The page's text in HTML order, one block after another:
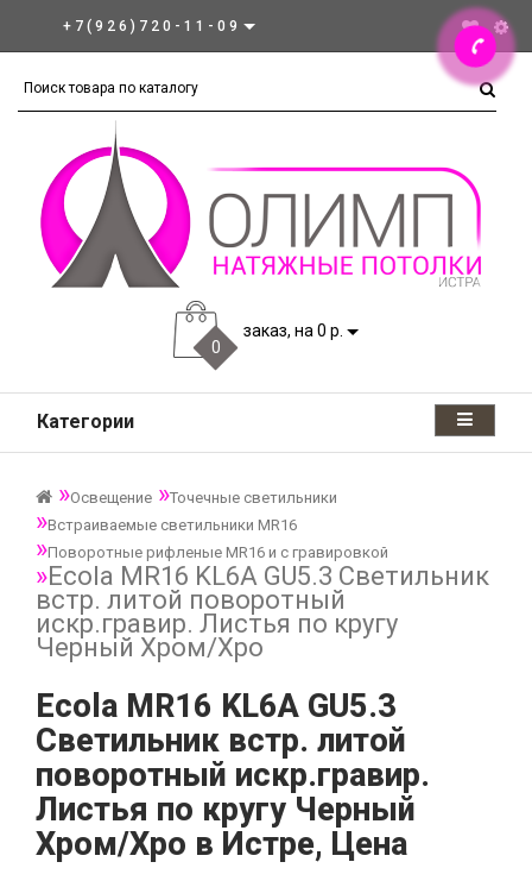
+7(926)720-11-09
0
заказ, на 0 р.
Категории
Освещение
Точечные светильники
Встраиваемые светильники MR16
Поворотные рифленые MR16 и с гравировкой
Ecola MR16 KL6A GU5.3 Светильник
встр. литой поворотный
искр.гравир. Листья по кругу
Черный Xром/Хро
Ecola MR16 KL6A GU5.3
Светильник встр. литой
поворотный искр.гравир.
Листья по кругу Черный
Xром/Хро в Истре, Цена